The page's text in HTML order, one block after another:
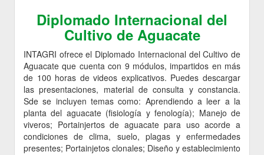
Diplomado Internacional del
Cultivo de Aguacate
INTAGRI ofrece el Diplomado Internacional del Cultivo de
Aguacate que cuenta con 9 módulos, impartidos en más
de 100 horas de videos explicativos. Puedes descargar
las presentaciones, material de consulta y constancia.
Sde se incluyen temas como: Aprendiendo a leer a la
planta del aguacate (fisiología y fenología); Manejo de
viveros; Portainjertos de aguacate para uso acorde a
condiciones de clima, suelo, plagas y enfermedades
presentes; Portainjetos clonales; Diseño y establecimiento